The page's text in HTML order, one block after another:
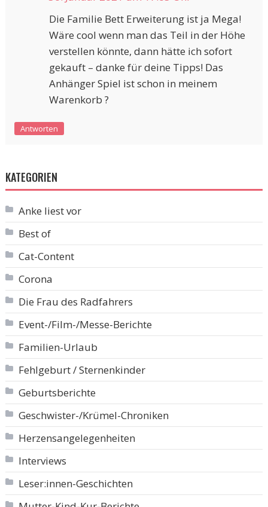
Die Familie Bett Erweiterung ist ja Mega!
Wäre cool wenn man das Teil in der Höhe
verstellen könnte, dann hätte ich sofort
gekauft – danke für deine Tipps! Das
Anhänger Spiel ist schon in meinem
Warenkorb ?
Antworten
KATEGORIEN
Anke liest vor
Best of
Cat-Content
Corona
Die Frau des Radfahrers
Event-/Film-/Messe-Berichte
Familien-Urlaub
Fehlgeburt / Sternenkinder
Geburtsberichte
Geschwister-/Krümel-Chroniken
Herzensangelegenheiten
Interviews
Leser:innen-Geschichten